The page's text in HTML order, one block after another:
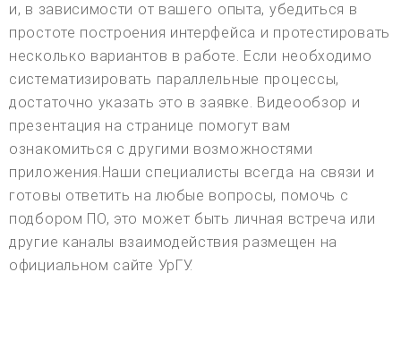
и, в зависимости от вашего опыта, убедиться в
простоте построения интерфейса и протестировать
несколько вариантов в работе. Если необходимо
систематизировать параллельные процессы,
достаточно указать это в заявке. Видеообзор и
презентация на странице помогут вам
ознакомиться с другими возможностями
приложения.Наши специалисты всегда на связи и
готовы ответить на любые вопросы, помочь с
подбором ПО, это может быть личная встреча или
другие каналы взаимодействия размещен на
официальном сайте УрГУ.